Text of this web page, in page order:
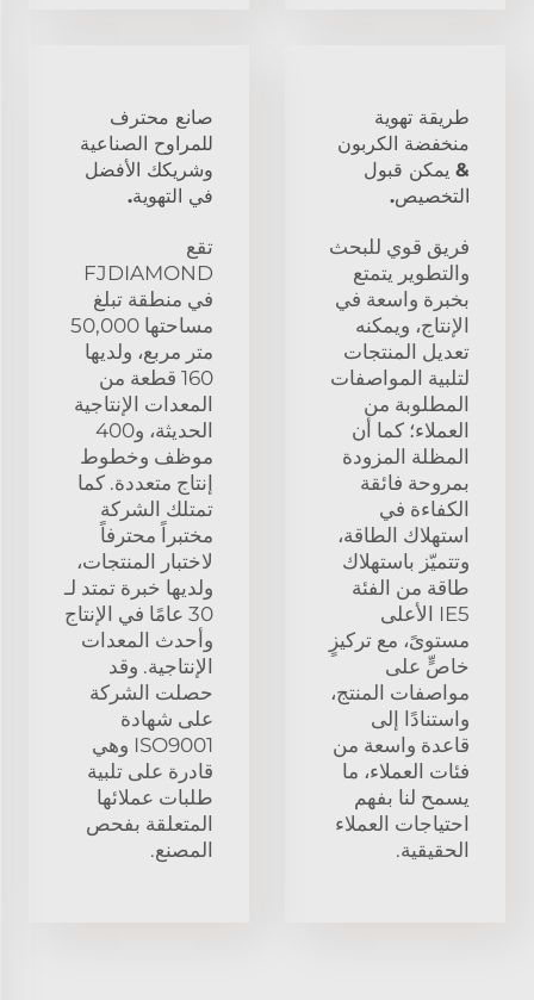
طريقة تهوية
منخفضة الكربون
& يمكن قبول
التخصيص.
فريق قوي للبحث
والتطوير يتمتع
بخبرة واسعة في
الإنتاج، ويمكنه
تعديل المنتجات
لتلبية المواصفات
المطلوبة من
العملاء؛ كما أن
المظلة المزودة
بمروحة فائقة
الكفاءة في
استهلاك الطاقة،
وتتميّز باستهلاك
طاقة من الفئة
IE5 الأعلى
مستوىً، مع تركيزٍ
خاصٍّ على
مواصفات المنتج،
واستنادًا إلى
قاعدة واسعة من
فئات العملاء، ما
يسمح لنا بفهم
احتياجات العملاء
الحقيقية.
صانع محترف
للمراوح الصناعية
وشريكك الأفضل
في التهوية.
تقع
FJDIAMOND
في منطقة تبلغ
مساحتها 50,000
متر مربع، ولديها
160 قطعة من
المعدات الإنتاجية
الحديثة، و400
موظف وخطوط
إنتاج متعددة. كما
تمتلك الشركة
مختبراً محترفاً
لاختبار المنتجات،
ولديها خبرة تمتد لـ
30 عامًا في الإنتاج
وأحدث المعدات
الإنتاجية. وقد
حصلت الشركة
على شهادة
ISO9001 وهي
قادرة على تلبية
طلبات عملائها
المتعلقة بفحص
المصنع.